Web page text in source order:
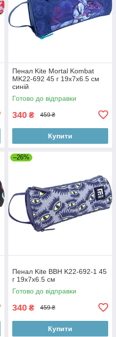
Пенал Kite Mortal Kombat
MK22-692 45 г 19х7х6.5 см
синій
Готово до відправки
340 ₴ 459 ₴
Купити
–26%
Пенал Kite BBH K22-692-1 45
г 19х7х6.5 см
Готово до відправки
340 ₴ 459 ₴
Купити